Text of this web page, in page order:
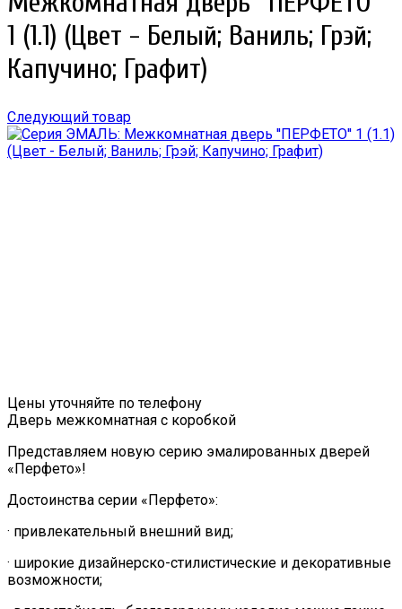
1 (1.1) (Цвет - Белый; Ваниль; Грэй;
Капучино; Графит)
Следующий товар
Цены уточняйте по телефону
Дверь межкомнатная с коробкой
Представляем новую серию эмалированных дверей
«Перфето»!
Достоинства серии «Перфето»:
· привлекательный внешний вид;
· широкие дизайнерско-стилистические и декоративные
возможности;